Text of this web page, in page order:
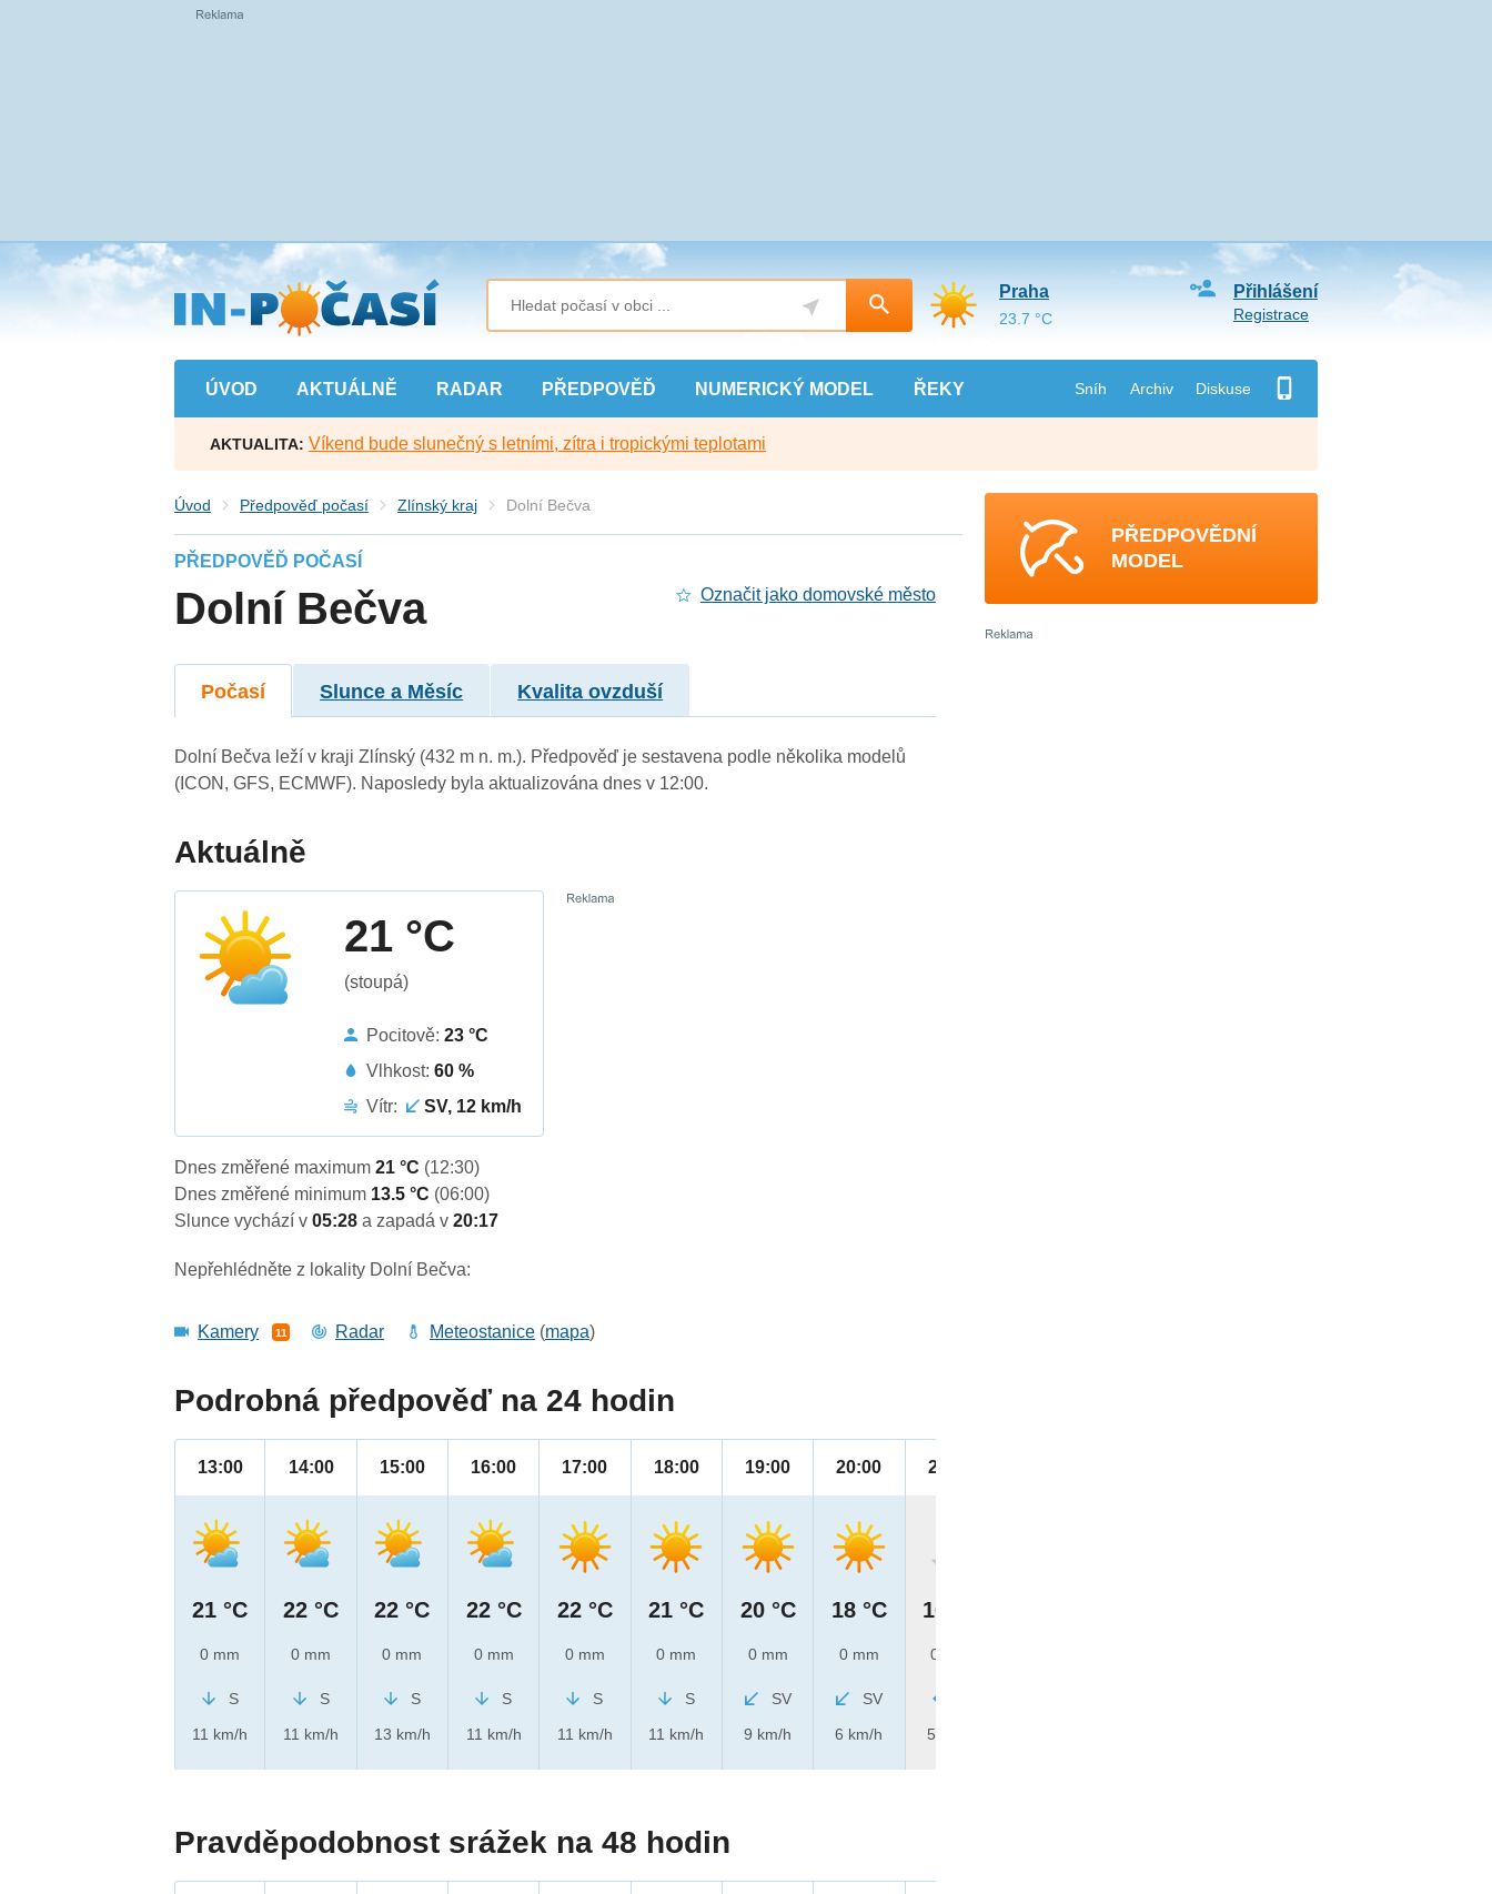
Přejít
na
hlavní
obsah
ÚVOD AKTUÁLNĚ RADAR PŘEDPOVĚĎ NUMERICKÝ MODEL ŘEKY Sníh Archiv Diskuse
Přihlášení
Registrace
Praha
23.7 °C
AKTUALITA: Víkend bude slunečný s letními, zítra i tropickými teplotami
Úvod Předpověď počasí Zlínský kraj Dolní Bečva
PŘEDPOVĚĎ POČASÍ
Dolní Bečva Označit jako domovské město
Počasí Slunce a Měsíc Kvalita ovzduší
Dolní Bečva leží v kraji Zlínský (432 m n. m.). Předpověď je sestavena podle několika modelů
(ICON, GFS, ECMWF). Naposledy byla aktualizována dnes v 12:00.
Aktuálně
21 °C
(stoupá)
Pocitově:23 °C
Vlhkost:60 %
Vítr:
SV, 12 km/h
Dnes změřené maximum21 °C (12:30)
Dnes změřené minimum 13.5 °C (06:00)
Slunce vychází v05:28a zapadá v20:17
Nepřehlédněte z lokality Dolní Bečva:
Kamery 11 Radar Meteostanice (mapa)
Podrobná předpověď na 24 hodin
13:00
21 °C
0 mm
S
11 km/h
14:00
22 °C
0 mm
S
11 km/h
15:00
22 °C
0 mm
S
13 km/h
16:00
22 °C
0 mm
S
11 km/h
17:00
22 °C
0 mm
S
11 km/h
18:00
21 °C
0 mm
S
11 km/h
19:00
20 °C
0 mm
SV
9 km/h
20:00
18 °C
0 mm
SV
6 km/h
21:00
16 °C
0 mm
5 km/h
Pravděpodobnost srážek na 48 hodin
PŘEDPOVĚDNÍ
MODEL